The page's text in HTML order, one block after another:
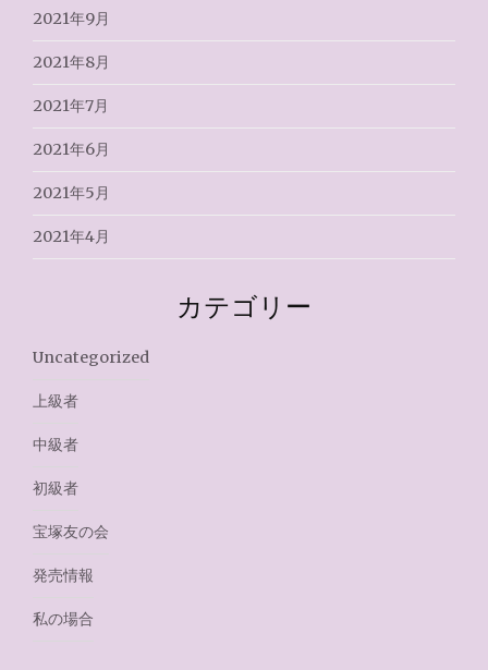
2021年9月
2021年8月
2021年7月
2021年6月
2021年5月
2021年4月
カテゴリー
Uncategorized
上級者
中級者
初級者
宝塚友の会
発売情報
私の場合